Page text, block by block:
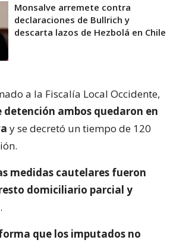
Monsalve arremete contra
declaraciones de Bullrich y
descarta lazos de Hezbolá en Chile
a la Fiscalía Local Occidente,
ambos quedaron en
y se decretó un tiempo de 120
medidas cautelares fueron
domiciliario parcial y
.
que los imputados no